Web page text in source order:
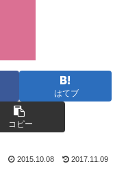
はてブ
コピー
2015.10.08 2017.11.09